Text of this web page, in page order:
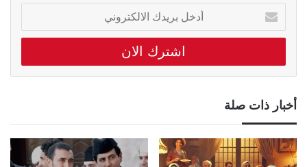
أدخل
بريدك
الالكتروني
أخبار ذات صلة